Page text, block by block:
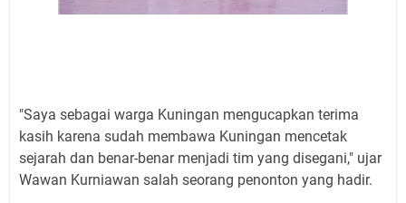
"Saya sebagai warga Kuningan mengucapkan terima
kasih karena sudah membawa Kuningan mencetak
sejarah dan benar-benar menjadi tim yang disegani," ujar
Wawan Kurniawan salah seorang penonton yang hadir.